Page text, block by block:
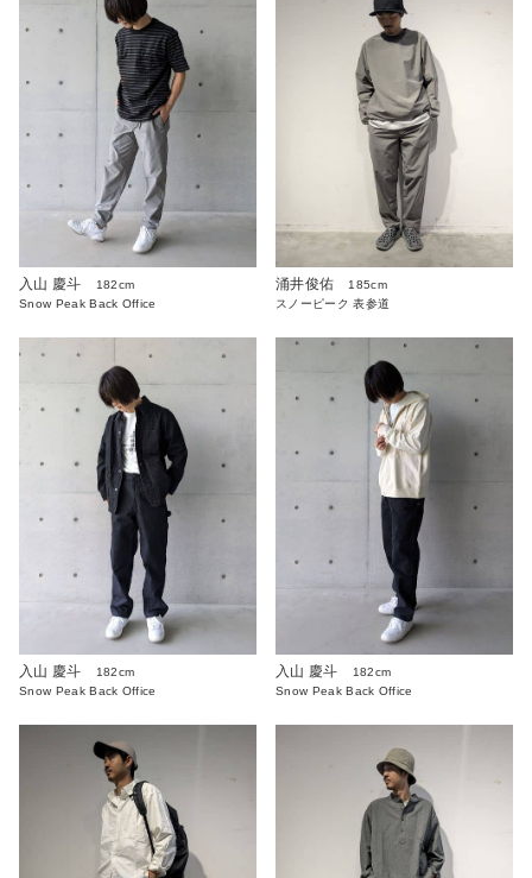
入山 慶斗
182cm
Snow Peak Back Office
涌井俊佑
185cm
スノーピーク 表参道
入山 慶斗
182cm
Snow Peak Back Office
入山 慶斗
182cm
Snow Peak Back Office